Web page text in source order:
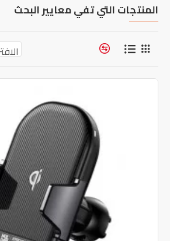
المنتجات التي تفي معايير البحث